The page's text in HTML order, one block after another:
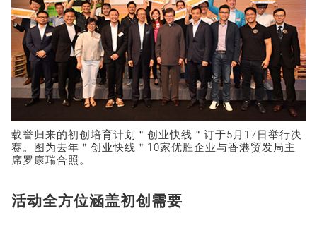
载誉归来的初创培育计划＂创业快线＂订于5月17日举行决
赛。图为去年＂创业快线＂10家优胜企业与香港贸发局主
席罗康瑞合照。
活动全方位涵盖初创需要